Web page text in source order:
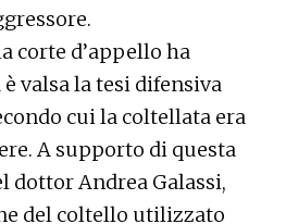
corte d’appello ha
valsa la tesi difensiva
cui la coltellata era
A supporto di questa
dottor Andrea Galassi,
del coltello utilizzato